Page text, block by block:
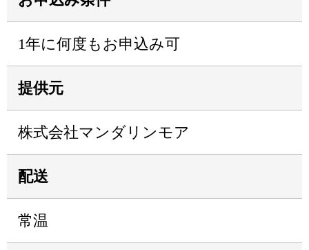
1年に何度もお申込み可
提供元
株式会社マンダリンモア
配送
常温